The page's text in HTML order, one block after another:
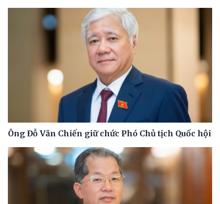
Ông Đỗ Văn Chiến giữ chức Phó Chủ tịch Quốc hội